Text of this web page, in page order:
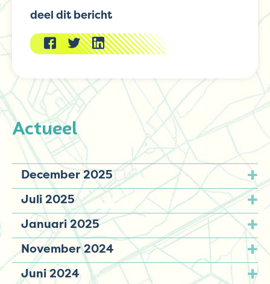
Actueel
December 2025
Juli 2025
Januari 2025
November 2024
Juni 2024
deel dit bericht